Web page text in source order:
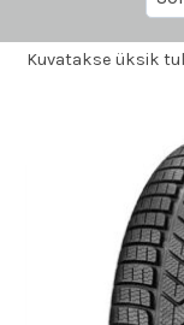
Kuvatakse üksik